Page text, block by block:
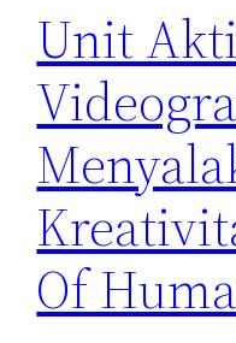
Unit
Of